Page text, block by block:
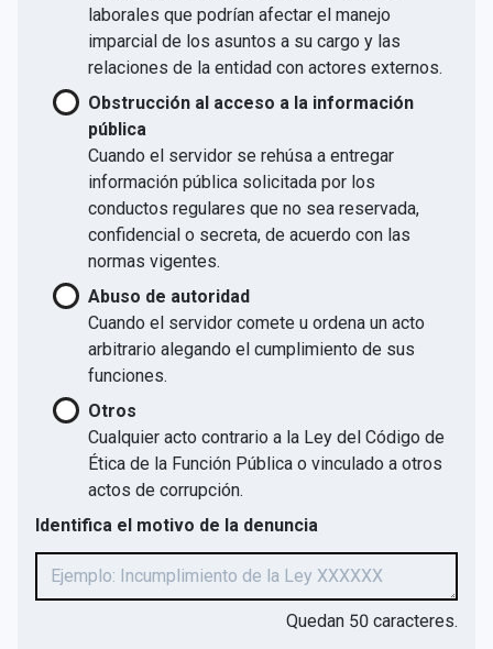
laborales que podrían afectar el manejo
imparcial de los asuntos a su cargo y las
relaciones de la entidad con actores externos.
Obstrucción al acceso a la información
pública
Cuando el servidor se rehúsa a entregar
información pública solicitada por los
conductos regulares que no sea reservada,
confidencial o secreta, de acuerdo con las
normas vigentes.
Abuso de autoridad
Cuando el servidor comete u ordena un acto
arbitrario alegando el cumplimiento de sus
funciones.
Otros
Cualquier acto contrario a la Ley del Código de
Ética de la Función Pública o vinculado a otros
actos de corrupción.
Identifica el motivo de la denuncia
Quedan 50 caracteres.